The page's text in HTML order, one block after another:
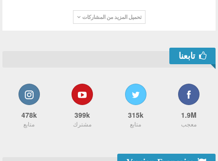
تحميل المزيد من المشاركات
تابعنا
1.9M
معجب
315k
متابع
399k
مشترك
478k
متابع